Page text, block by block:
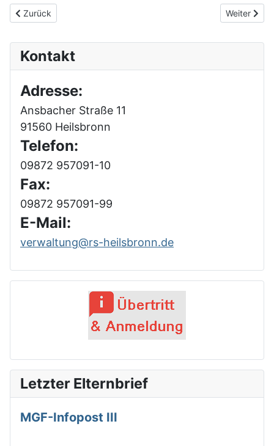
Vorheriger Beitrag: Wer versteckt sich denn da?
Zurück Nächster
Weiter
Kontakt
Adresse:
Ansbacher Straße 11
91560 Heilsbronn
Telefon:
09872 957091-10
Fax:
09872 957091-99
E-Mail:
verwaltung@rs-heilsbronn.de
Letzter Elternbrief
MGF-Infopost III